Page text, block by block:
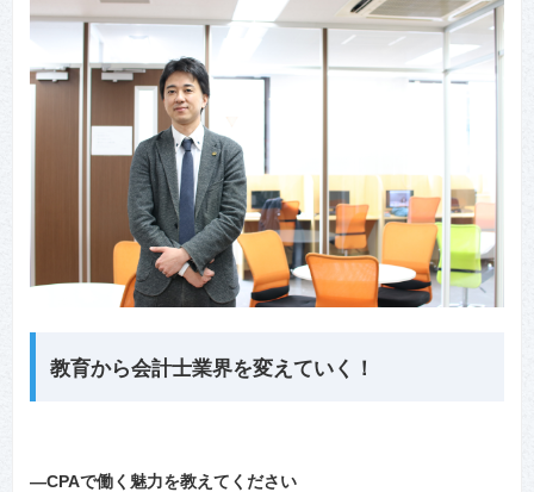
教育から会計士業界を変えていく！
―CPAで働く魅力を教えてください